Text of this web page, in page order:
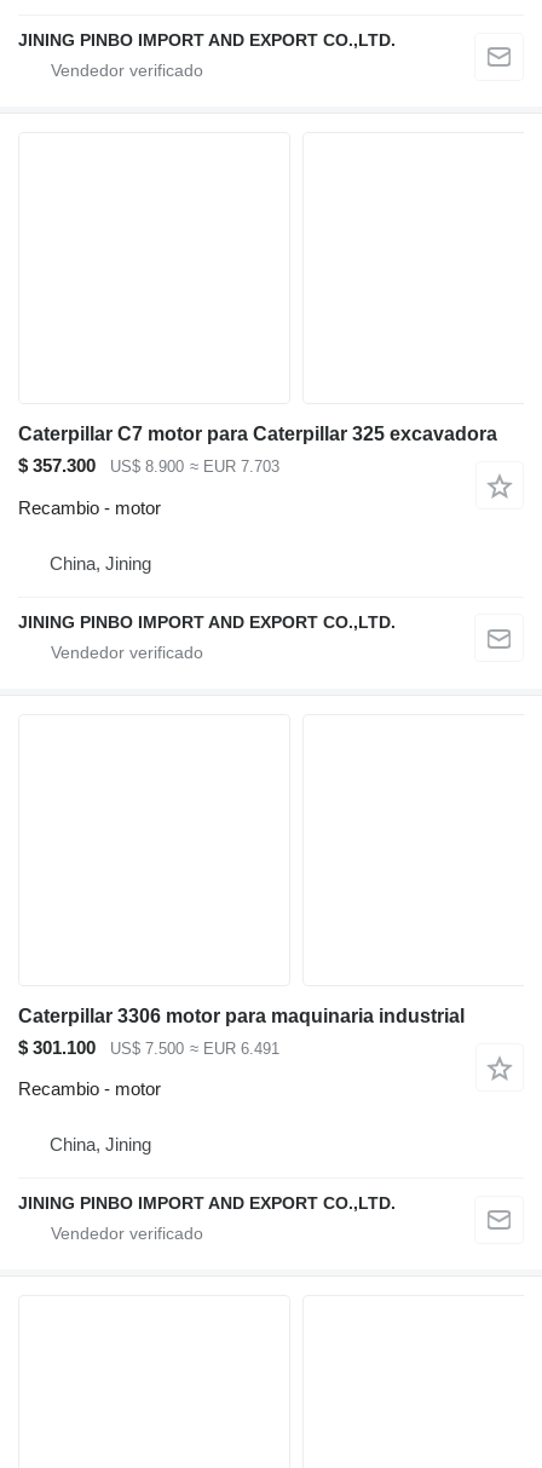
JINING PINBO IMPORT AND EXPORT CO.,LTD.
Caterpillar C7 motor para Caterpillar 325 excavadora
$ 357.300
US$ 8.900 ≈ EUR 7.703
Recambio - motor
China, Jining
JINING PINBO IMPORT AND EXPORT CO.,LTD.
Caterpillar 3306 motor para maquinaria industrial
$ 301.100
US$ 7.500 ≈ EUR 6.491
Recambio - motor
China, Jining
JINING PINBO IMPORT AND EXPORT CO.,LTD.